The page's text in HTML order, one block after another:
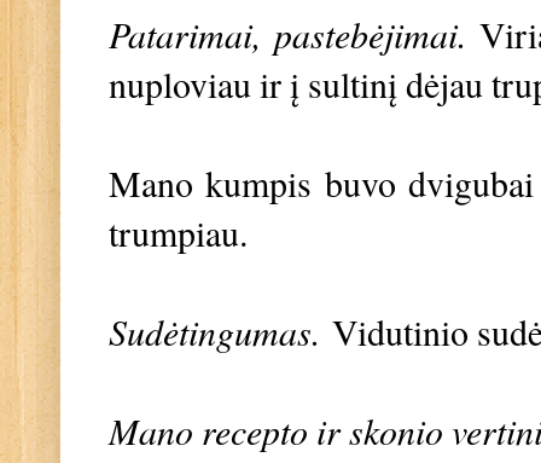
Patarimai, pastebėjimai.
nuploviau ir į sultinį dėjau
Mano kumpis buvo
trumpiau.
Sudėtingumas. Vidutinio
Mano recepto ir skonio